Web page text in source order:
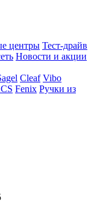
центры Тест-драйв
Новости и акции
Cleaf Vibo
Fenix Ручки из